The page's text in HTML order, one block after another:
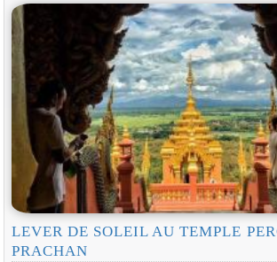
LEVER DE SOLEIL AU TEMPLE
PRACHAN